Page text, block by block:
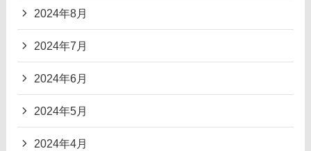
2024年8月
2024年7月
2024年6月
2024年5月
2024年4月